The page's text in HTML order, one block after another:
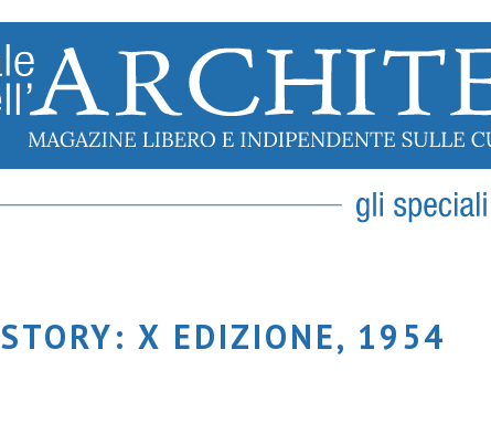
X EDIZIONE, 1954